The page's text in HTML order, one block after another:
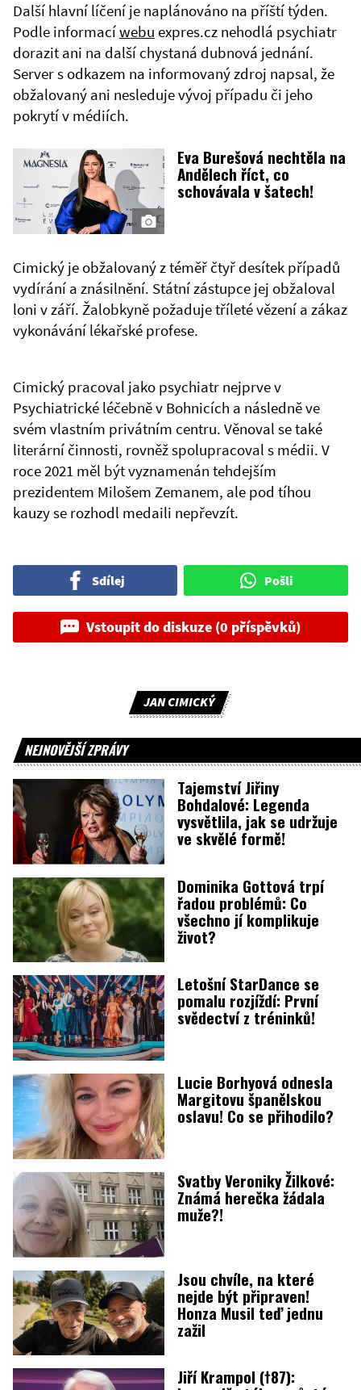
Další hlavní líčení je naplánováno na příští týden.
Podle informacíwebu expres.cz nehodlá psychiatr
dorazit ani na další chystaná dubnová jednání.
Server s odkazem na informovaný zdroj napsal, že
obžalovaný ani nesleduje vývoj případu či jeho
pokrytí v médiích.
Eva Burešová nechtěla na
Andělech říct, co
schovávala v šatech!
Cimický je obžalovaný z téměř čtyř desítek případů
vydírání a znásilnění. Státní zástupce jej obžaloval
loni v září. Žalobkyně požaduje tříleté vězení a zákaz
vykonávání lékařské profese.
Cimický pracoval jako psychiatr nejprve v
Psychiatrické léčebně v Bohnicích a následně ve
svém vlastním privátním centru. Věnoval se také
literární činnosti, rovněž spolupracoval s médii. V
roce 2021 měl být vyznamenán tehdejším
prezidentem Milošem Zemanem, ale pod tíhou
kauzy se rozhodl medaili nepřevzít.
Sdílej Pošli
Vstoupit do diskuze (0 příspěvků)
JAN CIMICKÝ
NEJNOVĚJŠÍ ZPRÁVY
Tajemství Jiřiny
Bohdalové: Legenda
vysvětlila, jak se udržuje
ve skvělé formě!
Dominika Gottová trpí
řadou problémů: Co
všechno jí komplikuje
život?
Letošní StarDance se
pomalu rozjíždí: První
svědectví z tréninků!
Lucie Borhyová odnesla
Margitovu španělskou
oslavu! Co se přihodilo?
Svatby Veroniky Žilkové:
Známá herečka žádala
muže?!
Jsou chvíle, na které
nejde být připraven!
Honza Musil teď jednu
zažil
Jiří Krampol (†87):